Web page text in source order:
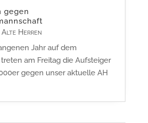
gegen
Alte Herren
Jahr auf dem
am Freitag die Aufsteiger
gegen unser aktuelle AH